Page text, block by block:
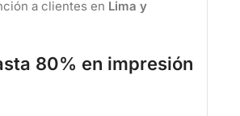
a clientes en Lima y
80% en impresión